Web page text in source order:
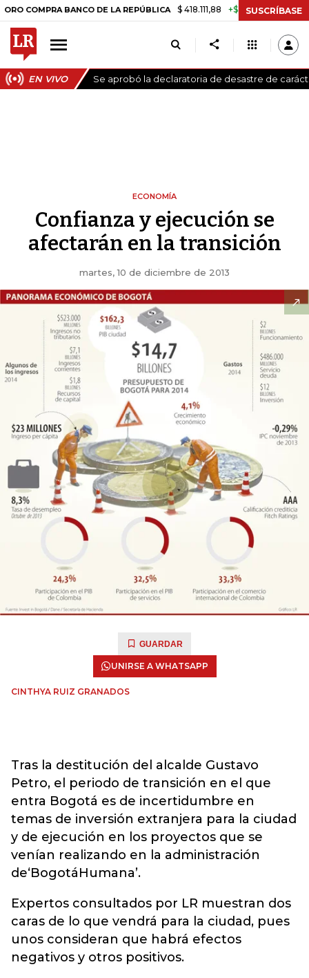
BANCO DE LA REPÚBLICA $ 418.111,88 +$ 9.612,91 +2,35%
SUSCRÍBASE
EN VIVO Se aprobó la declaratoria de desastre de
ECONOMÍA
Confianza y ejecución se
afectarán en la transición
martes, 10 de diciembre de 2013
GUARDAR
UNIRSE A WHATSAPP
CINTHYA RUIZ GRANADOS
Tras la destitución del alcalde Gustavo
Petro, el periodo de transición en el que
entra Bogotá es de incertidumbre en
temas de inversión extranjera para la ciudad
y de ejecución en los proyectos que se
venían realizando en la administración
de‘BogotáHumana’.
Expertos consultados por LR muestran dos
caras de lo que vendrá para la ciudad, pues
unos consideran que habrá efectos
negativos y otros positivos.